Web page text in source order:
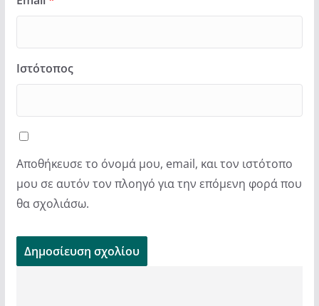
Ιστότοπος
Αποθήκευσε το όνομά μου, email, και τον ιστότοπο
μου σε αυτόν τον πλοηγό για την επόμενη φορά που
θα σχολιάσω.